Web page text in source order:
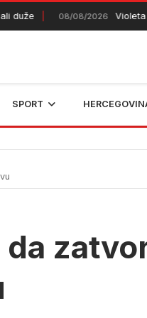
08/08/2026 Violeta
SPORT